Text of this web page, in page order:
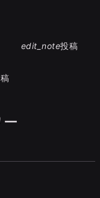
edit_note投稿